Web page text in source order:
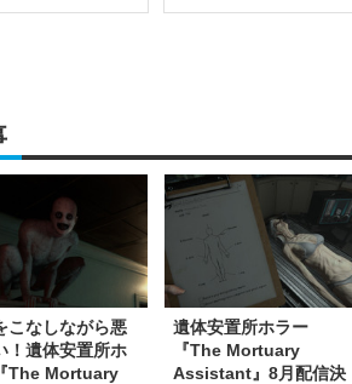
こなしながら悪
！遺体安置所ホ
The Mortuary
遺体安置所ホラー
『The Mortuary
Assistant』8月配信決